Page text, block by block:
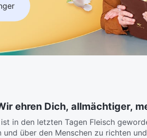
ehren Dich, allmächtiger,
in den letzten Tagen Fleisch
und über den Menschen zu richten